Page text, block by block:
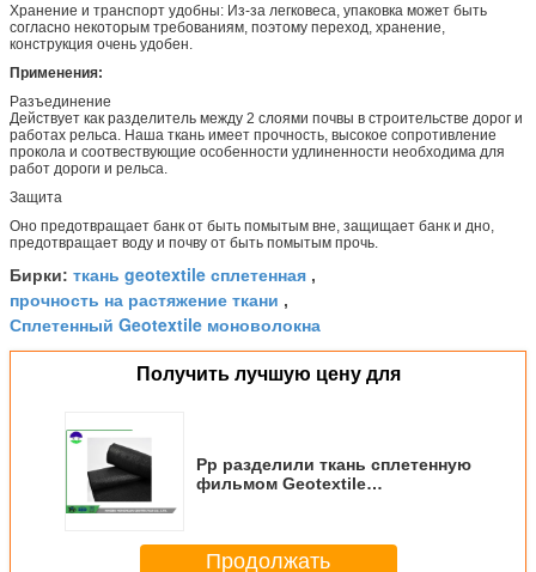
Хранение и транспорт удобны: Из-за легковеса, упаковка может быть
согласно некоторым требованиям, поэтому переход, хранение,
конструкция очень удобен.
Применения:
Разъединение
Действует как разделитель между 2 слоями почвы в строительстве дорог и
работах рельса. Наша ткань имеет прочность, высокое сопротивление
прокола и соотвествующие особенности удлиненности необходима для
работ дороги и рельса.
Защита
Оно предотвращает банк от быть помытым вне, защищает банк и дно,
предотвращает воду и почву от быть помытым прочь.
Бирки: ткань geotextile сплетенная ,
прочность на растяжение ткани ,
Сплетенный Geotextile моноволокна
Получить лучшую цену для
Pp разделили ткань сплетенную
фильмом Geotextile
Продолжать